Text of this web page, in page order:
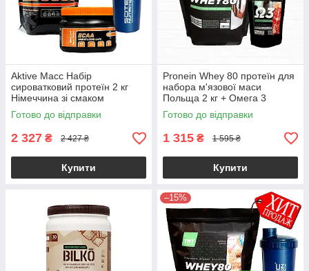
Aktive Масс Набір
сироватковий протеїн 2 кг
Німеччина зі смаком
Морозиво Пломбір + ВСАА в
капсулах і Шейкер
Готово до відправки
2 327 ₴ 2 427 ₴
Купити
Pronein Whey 80 протеїн для
набора м'язової маси
Польща 2 кг + Омега 3
кардіопротектор в Подарунок
Готово до відправки
1 315 ₴ 1 595 ₴
Купити
–15%